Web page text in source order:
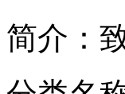
城管与商户对
简介：